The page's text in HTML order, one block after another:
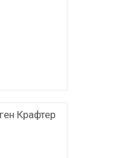
Крафтер